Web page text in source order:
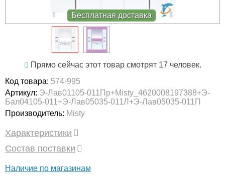
Бесплатная доставка
Прямо сейчас этот товар смотрят 17 человек.
Код товара: 574-995
Артикул: Э-Лав01105-011Пр+Misty_4620008197388+Э-
Бал04105-011+Э-Лав05035-011Л+Э-Лав05035-011П
Производитель: Misty
Характеристики
Состав поставки
Наличие по магазинам